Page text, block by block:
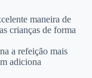
maneira de
crianças de forma
a refeição mais
adiciona